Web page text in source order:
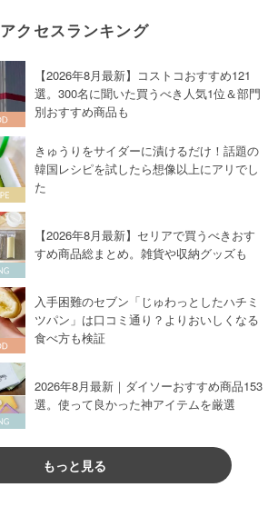
アクセスランキング
【2026年8月最新】コストコおすすめ121
選。300名に聞いた買うべき人気1位＆部門
別おすすめ商品も
きゅうりをサイダーに漬けるだけ！話題の
韓国レシピを試したら想像以上にアリでし
た
【2026年8月最新】セリアで買うべきおす
すめ商品総まとめ。雑貨や収納グッズも
入手困難のセブン「じゅわっとしたハチミ
ツパン」は口コミ通り？よりおいしくなる
食べ方も検証
2026年8月最新｜ダイソーおすすめ商品153
選。使って良かった神アイテムを厳選
もっと見る